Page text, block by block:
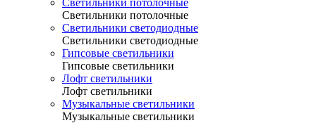
Светильники потолочные
Светильники потолочные
Светильники светодиодные
Светильники светодиодные
Гипсовые светильники
Гипсовые светильники
Лофт светильники
Лофт светильники
Музыкальные светильники
Музыкальные светильники